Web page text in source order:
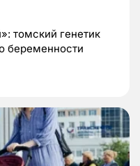
томский генетик
беременности